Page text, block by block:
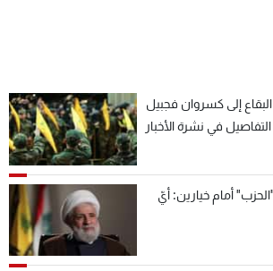
إلى كسروان فجبيل
في نشرة الأخبار
أمام خيارين: أيّ